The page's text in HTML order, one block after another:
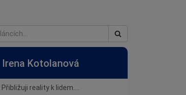
Irena Kotolanová
Přibližuji reality k lidem....